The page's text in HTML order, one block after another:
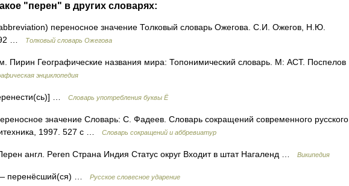
"перен" в других словарях:
переносное значение Толковый словарь Ожегова. С.И. Ожегов, Н.Ю.
…
Толковый словарь Ожегова
Пирин Географические названия мира: Топонимический словарь. М: АСТ. Поспелов
энциклопедия
… Словарь употребления буквы Ё
значение Словарь: С. Фадеев. Словарь сокращений современного русского
1997. 527 с …
Словарь сокращений и аббревиатур
англ. Peren Страна Индия Статус округ Входит в штат Нагаленд … Википедия
перенёсший(ся) … Русское словесное ударение